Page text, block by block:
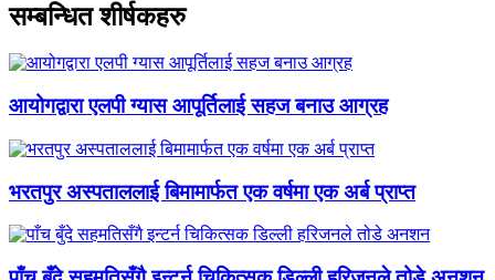
सम्बन्धित शीर्षकहरु
आयोगद्वारा एलपी ग्यास आपूर्तिलाई सहज बनाउ आग्रह
भरतपुर अस्पताललाई बिमामार्फत एक वर्षमा एक अर्ब प्राप्त